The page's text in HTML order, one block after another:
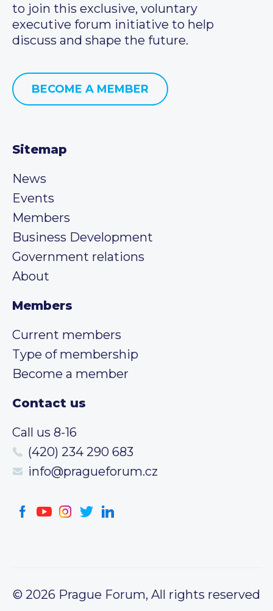
to join this exclusive, voluntary
executive forum initiative to help
discuss and shape the future.
BECOME A MEMBER
Sitemap
News
Events
Members
Business Development
Government relations
About
Members
Current members
Type of membership
Become a member
Contact us
Call us 8-16
(420) 234 290 683
info@pragueforum.cz
© 2026 Prague Forum, All rights reserved